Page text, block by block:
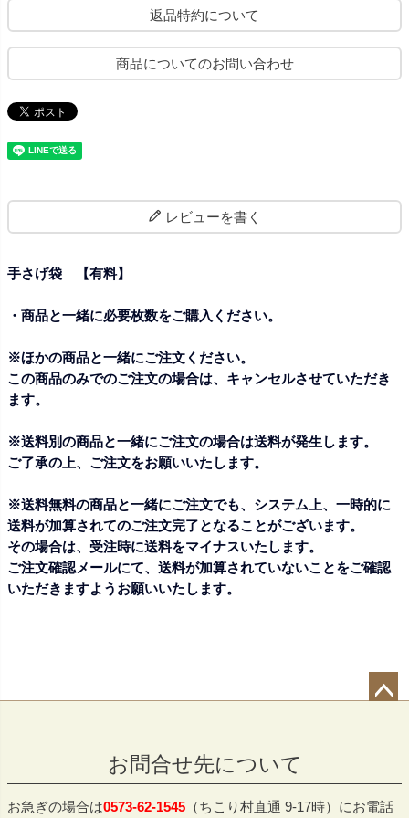
返品特約について
商品についてのお問い合わせ
レビューを書く
手さげ袋 【有料】
・商品と一緒に必要枚数をご購入ください。
※ほかの商品と一緒にご注文ください。
この商品のみでのご注文の場合は、キャンセルさせていただき
ます。
※送料別の商品と一緒にご注文の場合は送料が発生します。
ご了承の上、ご注文をお願いいたします。
※送料無料の商品と一緒にご注文でも、システム上、一時的に
送料が加算されてのご注文完了となることがございます。
その場合は、受注時に送料をマイナスいたします。
ご注文確認メールにて、送料が加算されていないことをご確認
いただきますようお願いいたします。
へ
お問合せ先について
お急ぎの場合は0573-62-1545 （ちこり村直通 9-17時）にお電話